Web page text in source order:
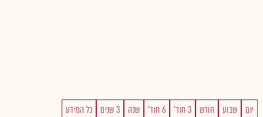
יום שבוע חודש 3 חוד' 6 חוד' שנה 3 שנים כל המידע